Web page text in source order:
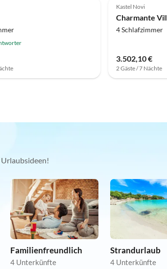
Kastel Novi
4 Schlafzimmer
3.502,10 €
2 Gäste / 7 Nächte
Urlaubsideen!
Familienfreundlich
4 Unterkünfte
Strandurlaub
4 Unterkünfte